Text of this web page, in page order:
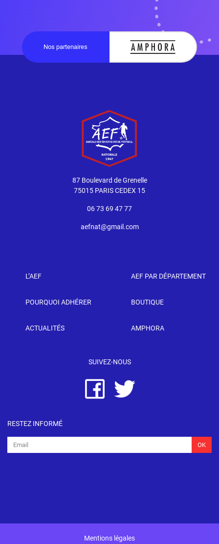
Nos partenaires
87 Boulevard de Grenelle
75015 PARIS CEDEX 15
06 73 69 47 77
aefnat@gmail.com
L’AEF
POURQUOI ADHÉRER
ACTUALITÉS
AEF PAR DÉPARTEMENT
BOUTIQUE
AMPHORA
SUIVEZ-NOUS
RESTEZ INFORMÉ
OK
Mentions légales